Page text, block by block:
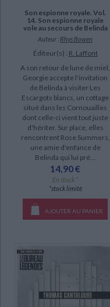
Son espionne royale. Vol.
14. Son espionne royale
vole au secours de Belinda
Auteur : Rhys Bowen
Éditeur(s) : R. Laffont
A son retour de lune de miel,
Georgie accepte l'invitation
de Belinda à visiter Les
Escargots blancs, un cottage
situé dans les Cornouailles
dont celle-ci vient tout juste
d'hériter. Sur place, elles
rencontrent Rose Summers,
une amie d'enfance de
Belinda qui lui pré...
14,90 €
En stock *
*stock limité
AJOUTER AU PANIER